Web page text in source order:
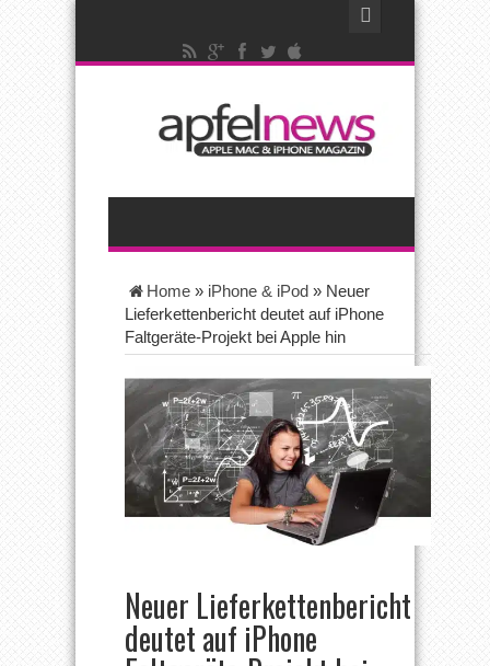
Home » iPhone & iPod » Neuer
Lieferkettenbericht deutet auf iPhone
Faltgeräte-Projekt bei Apple hin
Neuer Lieferkettenbericht
deutet auf iPhone